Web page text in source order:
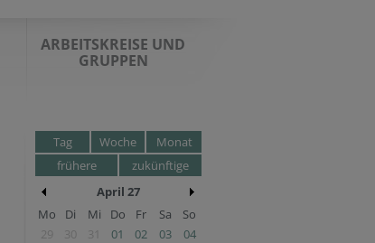
ARBEITSKREISE UND
GRUPPEN
Tag Woche
Monat
frühere
zukünftige
April 27
Mo
Di Mi Do Fr Sa
So
29
30 31 01 02 03
04